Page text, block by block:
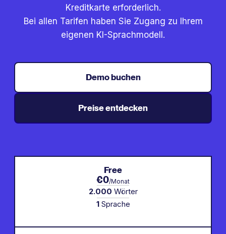
Kreditkarte erforderlich.
Bei allen Tarifen haben Sie Zugang zu Ihrem
eigenen KI-Sprachmodell.
Demo buchen
Preise entdecken
Free
€0/Monat
2.000 Wörter
1Sprache